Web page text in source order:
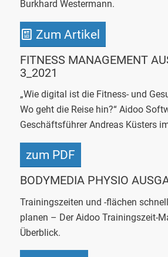
Burkhard Westermann.
Zum Artikel
FITNESS MANAGEMENT
3_2021
„Wie digital ist die Fitness- und
Wo geht die Reise hin?“ Aidoo
Geschäftsführer Andreas Küsters
zum PDF
BODYMEDIA PHYSIO
Trainingszeiten und -flächen
planen – DerAidooTrainingszeit-
Überblick.